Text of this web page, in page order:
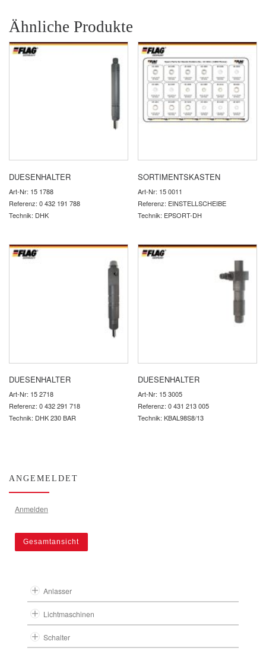
Ähnliche Produkte
DUESENHALTER
Art-Nr: 15 1788
Referenz: 0 432 191 788
Technik: DHK
SORTIMENTSKASTEN
Art-Nr: 15 0011
Referenz: EINSTELLSCHEIBE
Technik: EPSORT-DH
DUESENHALTER
Art-Nr: 15 2718
Referenz: 0 432 291 718
Technik: DHK 230 BAR
DUESENHALTER
Art-Nr: 15 3005
Referenz: 0 431 213 005
Technik: KBAL98S8/13
ANGEMELDET
Anmelden
Gesamtansicht
Anlasser
Lichtmaschinen
Schalter